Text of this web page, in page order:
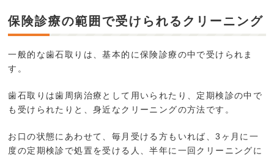
保険診療の範囲で受けられるクリーニング
一般的な歯石取りは、基本的に保険診療の中で受けられま
す。
歯石取りは歯周病治療として用いられたり、定期検診の中で
も受けられたりと、身近なクリーニングの方法です。
お口の状態にあわせて、毎月受ける方もいれば、3ヶ月に一
度の定期検診で処置を受ける人、半年に一回クリーニングに